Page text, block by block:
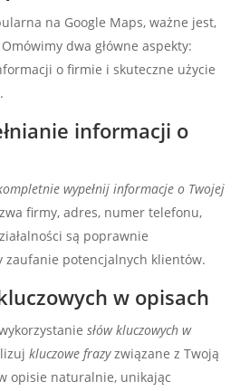
na Google Maps, ważne jest,
dwa główne aspekty:
o firmie i skuteczne użycie
.
informacji o
wypełnij informacje o Twojej
firmy, adres, numer telefonu,
są poprawnie
zaufanie potencjalnych klientów.
w opisach
słów kluczowych w
kluczowe frazyzwiązane z Twoją
opisie naturalnie, unikając